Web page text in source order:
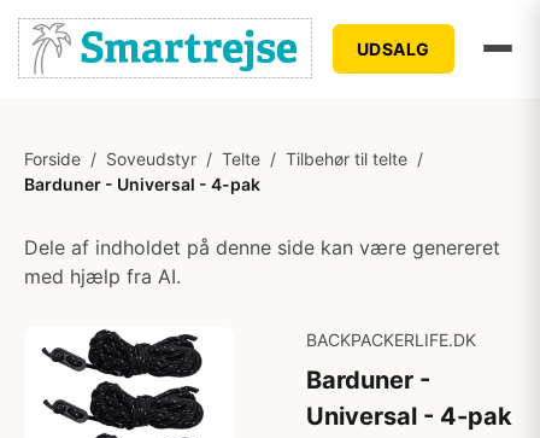
UDSALG
Forside / Soveudstyr / Telte / Tilbehør til telte /
Barduner - Universal - 4-pak
Dele af indholdet på denne side kan være genereret
med hjælp fra AI.
BACKPACKERLIFE.DK
Barduner -
Universal - 4-pak